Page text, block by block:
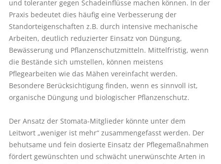
und toleranter gegen Schadeinflüsse machen können. In der
Praxis bedeutet dies häufig eine Verbesserung der
Standorteigenschaften z.B. durch intensive mechanische
Arbeiten, deutlich reduzierter Einsatz von Düngung,
Bewässerung und Pflanzenschutzmitteln. Mittelfristig, wenn
die Bestände sich umstellen, können meistens
Pflegearbeiten wie das Mähen vereinfacht werden.
Besondere Berücksichtigung finden, wenn es sinnvoll ist,
organische Düngung und biologischer Pflanzenschutz.
Der Ansatz der Stomata-Mitglieder könnte unter dem
Leitwort „weniger ist mehr“ zusammengefasst werden. Der
behutsame und fein dosierte Einsatz der Pflegemaßnahmen
fördert gewünschten und schwächt unerwünschte Arten in